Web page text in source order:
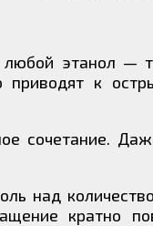
этанол —
к
сочетание.
над
кратно